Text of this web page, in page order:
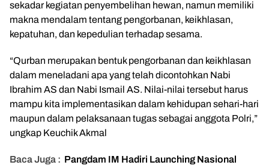
sekadar kegiatan penyembelihan hewan, namun memiliki
makna mendalam tentang pengorbanan, keikhlasan,
kepatuhan, dan kepedulian terhadap sesama.
“Qurban merupakan bentuk pengorbanan dan keikhlasan
dalam meneladani apa yang telah dicontohkan Nabi
Ibrahim AS dan Nabi Ismail AS. Nilai-nilai tersebut harus
mampu kita implementasikan dalam kehidupan sehari-hari
maupun dalam pelaksanaan tugas sebagai anggota Polri,”
ungkap Keuchik Akmal
Baca Juga : Pangdam IM Hadiri Launching Nasional